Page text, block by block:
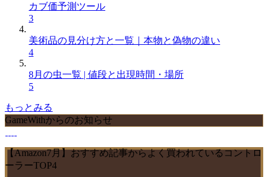
カブ価予測ツール
3
美術品の見分け方と一覧｜本物と偽物の違い
4
8月の虫一覧 | 値段と出現時間・場所
5
もっとみる
GameWithからのお知らせ
【Amazon7月】おすすめ記事からよく買われているコントロ
ーラーTOP4